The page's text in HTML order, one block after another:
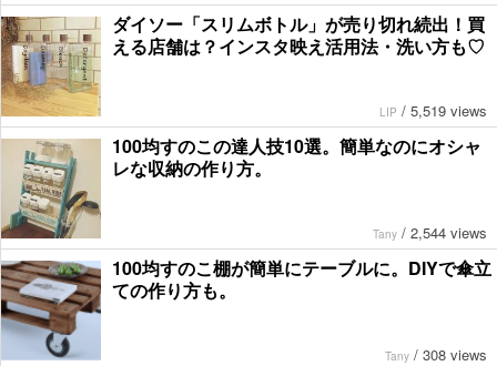
ダイソー「スリムボトル」が売り切れ続出！買
える店舗は？インスタ映え活用法・洗い方も♡
LIP / 5,519 views
100均すのこの達人技10選。簡単なのにオシャ
レな収納の作り方。
Tany / 2,544 views
100均すのこ棚が簡単にテーブルに。DIYで傘立
ての作り方も。
Tany / 308 views